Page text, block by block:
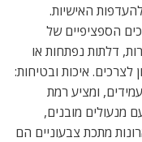
האישיות.
הספציפיים של
דלתות נפתחות או
איכות ובטיחות:
ומציע רמת
מנעולים מובנים,
מתכת צבעוניים הם